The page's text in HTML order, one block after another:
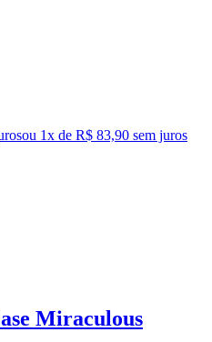
ou 1x de R$ 83,90 sem juros
Miraculous